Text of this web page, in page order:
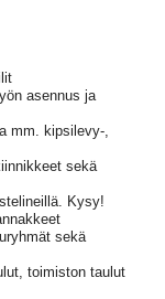
asennus ja
mm. kipsilevy-,
sekä
Kysy!
sekä
toimiston taulut